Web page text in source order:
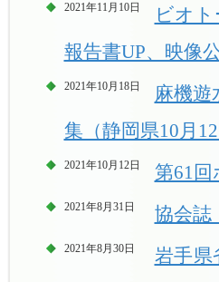
2021年11月10日
ビオ
報告書UP、映像
2021年10月18日
麻機遊
集（静岡県10月
2021年10月12日 第61回
2021年8月31日 協会
2021年8月30日
岩手県